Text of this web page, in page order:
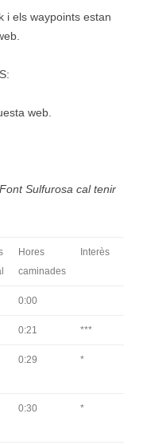
i els waypoints estan
web.
Sulfurosa cal tenir
Hores
caminades
Interès
0:00
0:21 ***
0:29 *
0:30 *